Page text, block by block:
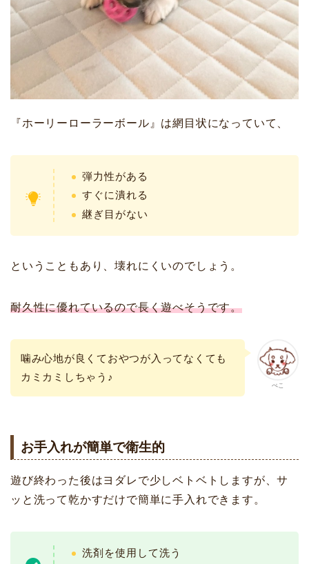
『ホーリーローラーボール』は網目状になっていて、
弾力性がある
すぐに潰れる
継ぎ目がない
ということもあり、壊れにくいのでしょう。
耐久性に優れているので長く遊べそうです。
ぺこ
噛み心地が良くておやつが入ってなくても
カミカミしちゃう♪
お手入れが簡単で衛生的
遊び終わった後はヨダレで少しベトベトしますが、サ
ッと洗って乾かすだけで簡単に手入れできます。
洗剤を使用して洗う